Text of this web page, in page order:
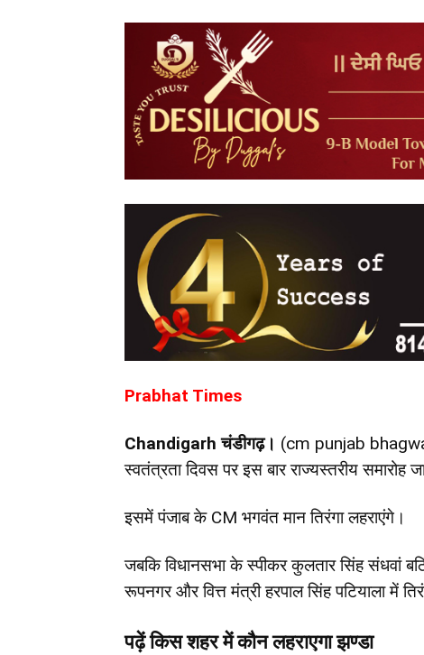
Prabhat Times
Chandigarh चंडीगढ़। (cm punjab
स्वतंत्रता दिवस पर इस बार राज्यस्तरीय समारोह
इसमें पंजाब के CM भगवंत मान तिरंगा लहराएंगे।
जबकि विधानसभा के स्पीकर कुलतार सिंह संधवां
रूपनगर और वित्त मंत्री हरपाल सिंह पटियाला में
पढ़ें किस शहर में कौन लहराएगा झण्डा